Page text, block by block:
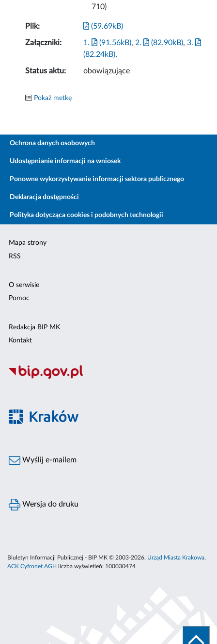
710)
Plik: (59.69kB)
Załączniki: 1. (91.56kB), 2. (82.90kB),3.
(82.24kB),
Status aktu: obowiązujące
Pokaż metkę
Ochrona danych osobowych
Udostępnianie informacji na wniosek
Ponowne wykorzystywanie informacji sektora publicznego
Deklaracja dostępności
Polityka dotycząca cookies i podobnych technologii
Mapa strony
RSS
O serwisie
Pomoc
Redakcja BIP MK
Kontakt
Wyślij e-mailem
Wersja do druku
Biuletyn Informacji Publicznej - BIP MK © 2003-2026, Urząd Miasta Krakowa,
ACK Cyfronet AGH
liczba wyświetleń: 100030474